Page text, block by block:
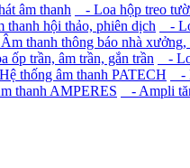
âm thanh - Loa hộp treo
thanh hội thảo, phiên dịch -
thanh thông báo nhà xưởng,
ốp trần, âm trần, gắn trần -
thống âm thanh PATECH -
thanh AMPERES - Ampli